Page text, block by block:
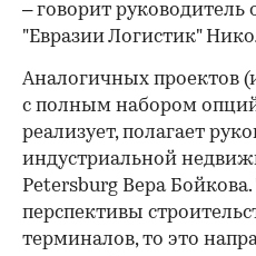
– говорит руководитель
"Евразии Логистик"
Аналогичных проектов
с полным набором
реализует, полагает
индустриальной
Petersburg Вера Бойкова.
перспективы
терминалов, то это